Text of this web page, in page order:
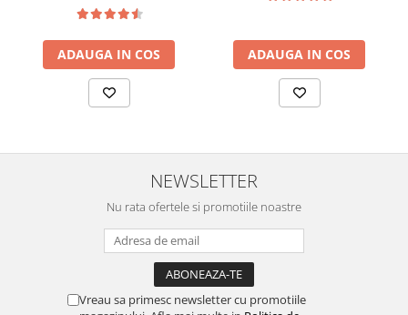
ADAUGA IN COS ADAUGA IN COS
NEWSLETTER
Nu rata ofertele si promotiile noastre
Vreau sa primesc newsletter cu promotiile